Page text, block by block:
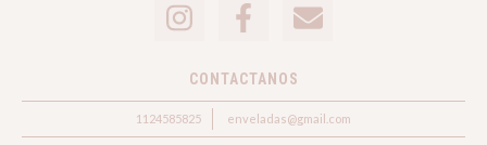
CONTACTANOS
1124585825 enveladas@gmail.com